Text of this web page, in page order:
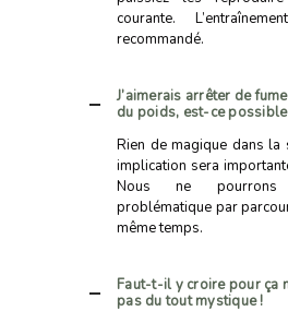
courante.
recommandé.
J’aimerais arrêter de
du poids, est-ce possible
Rien de magique dans
implication sera
Nous ne pourrons
problématique par
même temps.
Faut-t-il y croire pour ça
pas du tout mystique !